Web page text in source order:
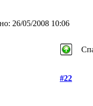
26/05/2008 10:06
#22